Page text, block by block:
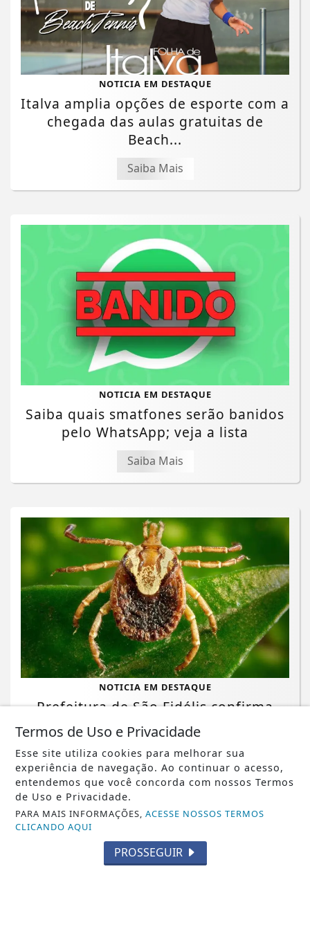
NOTICIA EM DESTAQUE
Italva amplia opções de esporte com a
chegada das aulas gratuitas de
Beach...
Saiba Mais
NOTICIA EM DESTAQUE
Saiba quais smatfones serão banidos
pelo WhatsApp; veja a lista
Saiba Mais
NOTICIA EM DESTAQUE
Prefeitura de São Fidélis confirma
caso de febre maculosa após mortes
suspeitas
Saiba Mais
MAIS POSTAGENS
Termos de Uso e Privacidade
Esse site utiliza cookies para melhorar sua
experiência de navegação. Ao continuar o acesso,
entendemos que você concorda com nossos Termos
de Uso e Privacidade.
PARA MAIS INFORMAÇÕES,ACESSE NOSSOS TERMOS
CLICANDO AQUI
PROSSEGUIR